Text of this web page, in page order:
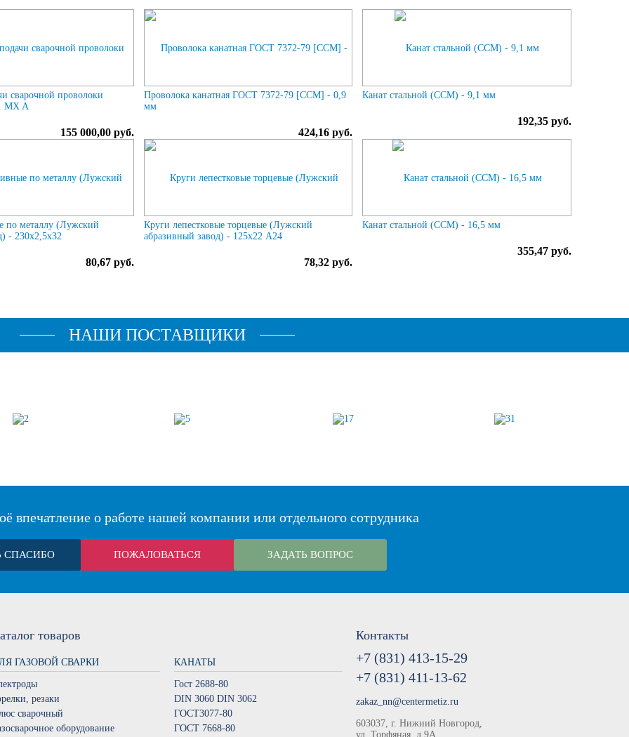
сварочной проволоки
MX A
155 000,00 руб.
Проволока канатная ГОСТ 7372-79 [ССМ] - 0,9
мм
424,16 руб.
Канат стальной (ССМ) - 9,1 мм
192,35 руб.
по металлу (Лужский
- 230х2,5х32
80,67 руб.
Круги лепестковые торцевые (Лужский
абразивный завод) - 125х22 А24
78,32 руб.
Канат стальной (ССМ) - 16,5 мм
355,47 руб.
НАШИ ПОСТАВЩИКИ
впечатление о работе нашей компании или отдельного сотрудника
СПАСИБО ПОЖАЛОВАТЬСЯ ЗАДАТЬ ВОПРОС
товаров
ГАЗОВОЙ СВАРКИ
резаки
сварочный
оборудование
КАНАТЫ
Гост 2688-80
DIN 3060 DIN 3062
ГОСТ3077-80
ГОСТ 7668-80
Контакты
+7 (831) 413-15-29
+7 (831) 411-13-62
zakaz_nn@centermetiz.ru
603037, г. Нижний Новгород,
ул. Торфяная, д.9А